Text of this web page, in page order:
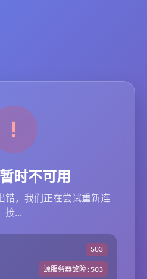
时不可用
错，我们正在尝试重新连
接...
503
源服务器故障:503